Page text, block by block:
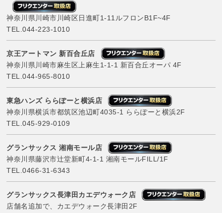
神奈川県川崎市川崎区日進町1-11ルフロンB1F~4F
TEL.044-223-1010
京王アートマン 新百合丘店
神奈川県川崎市麻生区上麻生1-1-1 新百合丘オーパ 4F
TEL.044-965-8010
東急ハンズ ららぽーと横浜店
神奈川県横浜市都筑区池辺町4035-1 ららぽーと横浜2F
TEL.045-929-0109
グランサックス 湘南モール店
神奈川県藤沢市辻堂新町4-1-1 湘南モールFILL/1F
TEL.0466-31-6343
グランサックス長津田カエデウォーク店
店舗名追加で、カエデウォーク長津田2F